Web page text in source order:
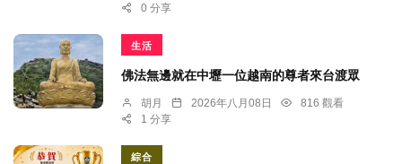
0 分享
生活
佛法無邊就在中壢一位越南的尊者來台渡眾
胡月 2026年八月08日
816 觀看
1 分享
綜合